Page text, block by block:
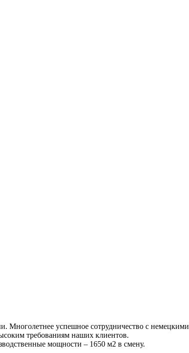
Многолетнее успешное сотрудничество с
требованиям наших клиентов.
мощности – 1650 м2 в смену.